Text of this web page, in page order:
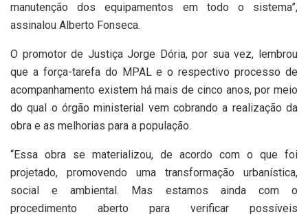
manutenção dos equipamentos em todo o sistema”,
assinalou Alberto Fonseca.
O promotor de Justiça Jorge Dória, por sua vez, lembrou
que a força-tarefa do MPAL e o respectivo processo de
acompanhamento existem há mais de cinco anos, por meio
do qual o órgão ministerial vem cobrando a realização da
obra e as melhorias para a população.
“Essa obra se materializou, de acordo com o que foi
projetado, promovendo uma transformação urbanística,
social e ambiental. Mas estamos ainda com o
procedimento aberto para verificar possíveis